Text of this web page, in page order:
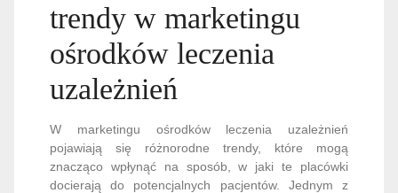
trendy w marketingu
ośrodków leczenia
uzależnień
W marketingu ośrodków leczenia uzależnień
pojawiają się różnorodne trendy, które mogą
znacząco wpłynąć na sposób, w jaki te placówki
docierają do potencjalnych pacjentów. Jednym z